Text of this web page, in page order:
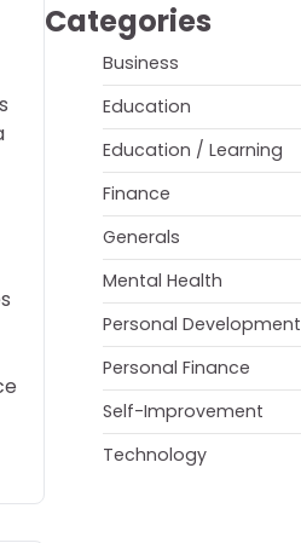
Categories
Business
Education
Education / Learning
Finance
Generals
Mental Health
Personal Development
Personal Finance
Self-Improvement
Technology